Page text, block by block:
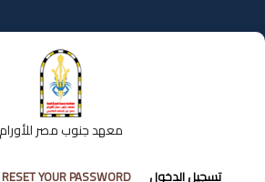
إلى
المحتوى
معهد جنوب مصر للأورام
التبويبات
تسجيل الدخول RESET YOUR PASSWORD